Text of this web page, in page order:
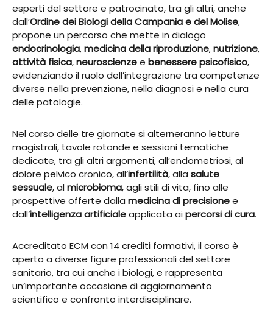
esperti del settore e patrocinato, tra gli altri, anche
dall’Ordine dei Biologi della Campania e del Molise,
propone un percorso che mette in dialogo
endocrinologia,medicina della riproduzione,nutrizione,
attività fisica,neuroscienzee benessere psicofisico,
evidenziando il ruolo dell’integrazione tra competenze
diverse nella prevenzione, nella diagnosi e nella cura
delle patologie.
Nel corso delle tre giornate si alterneranno letture
magistrali, tavole rotonde e sessioni tematiche
dedicate, tra gli altri argomenti, all’endometriosi, al
dolore pelvico cronico, all’infertilità, alla salute
sessuale, almicrobioma, agli stili di vita, fino alle
prospettive offerte dalla medicina di precisionee
dall’intelligenza artificialeapplicata aipercorsi di cura.
Accreditato ECM con 14 crediti formativi, il corso è
aperto a diverse figure professionali del settore
sanitario, tra cui anche i biologi, e rappresenta
un’importante occasione di aggiornamento
scientifico e confronto interdisciplinare.